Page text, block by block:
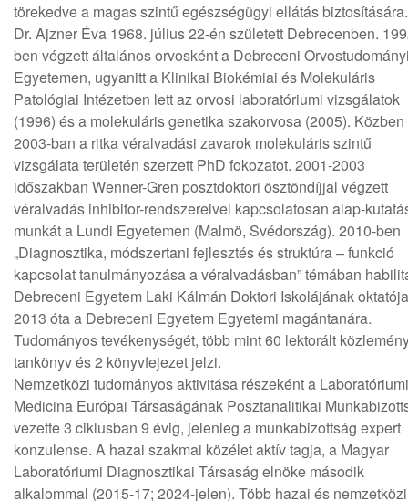
törekedve a magas szintű egészségügyi ellátás biztosítására.
Dr. Ajzner Éva 1968. július 22-én született Debrecenben.
ben végzett általános orvosként a Debreceni
Egyetemen, ugyanitt a Klinikai Biokémiai és Molekuláris
Patológiai Intézetben lett az orvosi laboratóriumi vizsgálatok
(1996) és a molekuláris genetika szakorvosa (2005). Közben
2003-ban a ritka véralvadási zavarok molekuláris szintű
vizsgálata területén szerzett PhD fokozatot. 2001-2003
időszakban Wenner-Gren posztdoktori ösztöndíjjal végzett
véralvadás inhibitor-rendszereivel kapcsolatosan alap-
munkát a Lundi Egyetemen (Malmö, Svédország). 2010-ben
„Diagnosztika, módszertani fejlesztés és struktúra – funkció
kapcsolat tanulmányozása a véralvadásban” témában
Debreceni Egyetem Laki Kálmán Doktori Iskolájának
2013 óta a Debreceni Egyetem Egyetemi magántanára.
Tudományos tevékenységét, több mint 60 lektorált
tankönyv és 2 könyvfejezet jelzi.
Nemzetközi tudományos aktivitása részeként a Laboratóriumi
Medicina Európai Társaságának Posztanalitikai
vezette 3 ciklusban 9 évig, jelenleg a munkabizottság expert
konzulense. A hazai szakmai közélet aktív tagja, a Magyar
Laboratóriumi Diagnosztikai Társaság elnöke második
alkalommal (2015-17; 2024-jelen). Több hazai és nemzetközi